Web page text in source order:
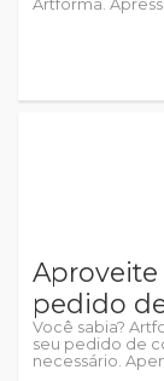
Artforma.
Aproveite
pedido
Você sabia?
seu pedido de
necessário.